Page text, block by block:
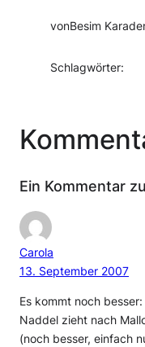
vonBesim
Schlagwörter:
Ein Kommentar
Carola
13. September 2007
Es kommt noch
Naddel zieht nach
(noch besser, einfach